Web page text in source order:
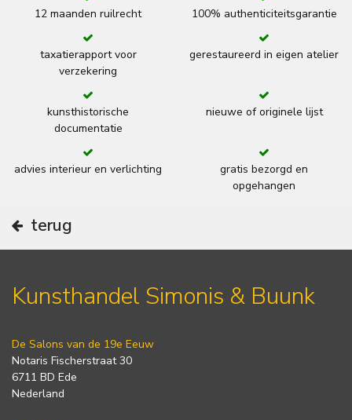
12 maanden ruilrecht 100% authenticiteitsgarantie
taxatierapport voor
verzekering
gerestaureerd in eigen atelier
kunsthistorische
documentatie
nieuwe of originele lijst
advies interieur en verlichting
gratis bezorgd en
opgehangen
terug
Kunsthandel Simonis & Buunk
De Salons van de 19e Eeuw
Notaris Fischerstraat 30
6711 BD Ede
Nederland